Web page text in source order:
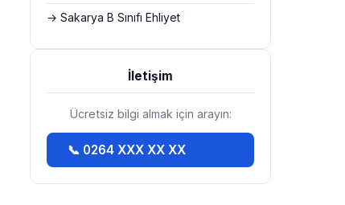
→ Sakarya B Sınıfı Ehliyet
İletişim
Ücretsiz bilgi almak için arayın:
📞 0264 XXX XX XX